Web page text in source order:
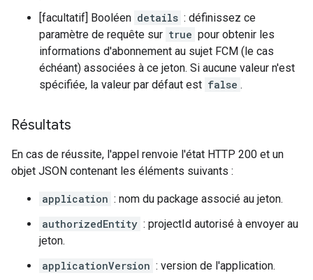
[facultatif] Booléen details : définissez ce
paramètre de requête sur true pour obtenir les
informations d'abonnement au sujet FCM (le cas
échéant) associées à ce jeton. Si aucune valeur n'est
spécifiée, la valeur par défaut est false .
Résultats
En cas de réussite, l'appel renvoie l'état HTTP 200 et un
objet JSON contenant les éléments suivants :
application : nom du package associé au jeton.
authorizedEntity : projectId autorisé à envoyer au
jeton.
applicationVersion : version de l'application.